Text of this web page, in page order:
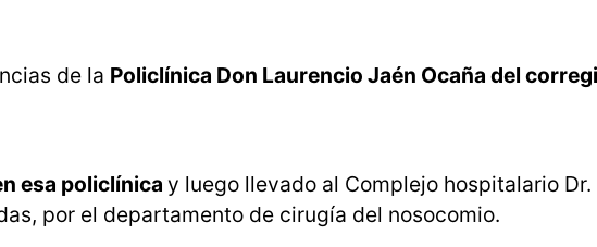
de la Policlínica Don Laurencio Jaén Ocaña del
esa policlínica y luego llevado al Complejo hospitalario Dr.
por el departamento de cirugía del nosocomio.